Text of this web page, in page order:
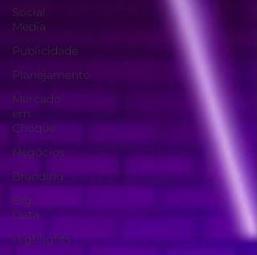
Social
Media
Publicidade
Planejamento
Mercado
em
Choque
Negócios
Branding
Big
Data
Highlights